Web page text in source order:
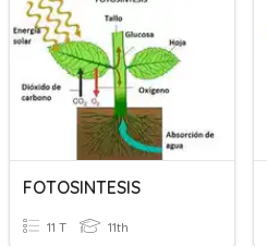
FOTOSINTESIS
11 T 11th